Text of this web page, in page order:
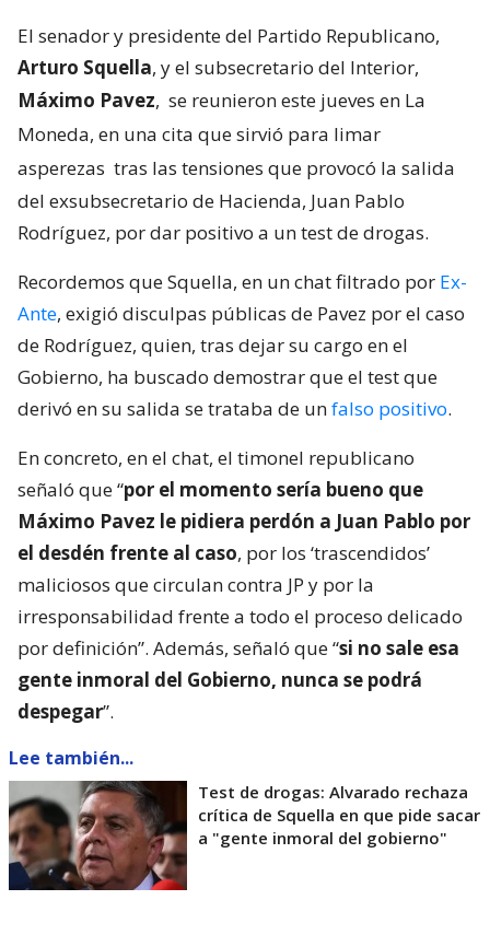
El senador y presidente del Partido Republicano,
Arturo Squella, y el subsecretario del Interior,
Máximo Pavez, se reunieron este jueves en La
Moneda, en una cita que sirvió para limar
asperezas tras las tensiones que provocó la salida
del exsubsecretario de Hacienda, Juan Pablo
Rodríguez, por dar positivo a un test de drogas.
Recordemos que Squella, en un chat filtrado por Ex-
Ante, exigió disculpas públicas de Pavez por el caso
de Rodríguez, quien, tras dejar su cargo en el
Gobierno, ha buscado demostrar que el test que
derivó en su salida se trataba de unfalso positivo.
En concreto, en el chat, el timonel republicano
señaló que “por el momento sería bueno que
Máximo Pavez le pidiera perdón a Juan Pablo por
el desdén frente al caso, por los ‘trascendidos’
maliciosos que circulan contra JP y por la
irresponsabilidad frente a todo el proceso delicado
por definición”. Además, señaló que “si no sale esa
gente inmoral del Gobierno, nunca se podrá
despegar”.
Lee también...
Test de drogas: Alvarado rechaza
crítica de Squella en que pide sacar
a "gente inmoral del gobierno"